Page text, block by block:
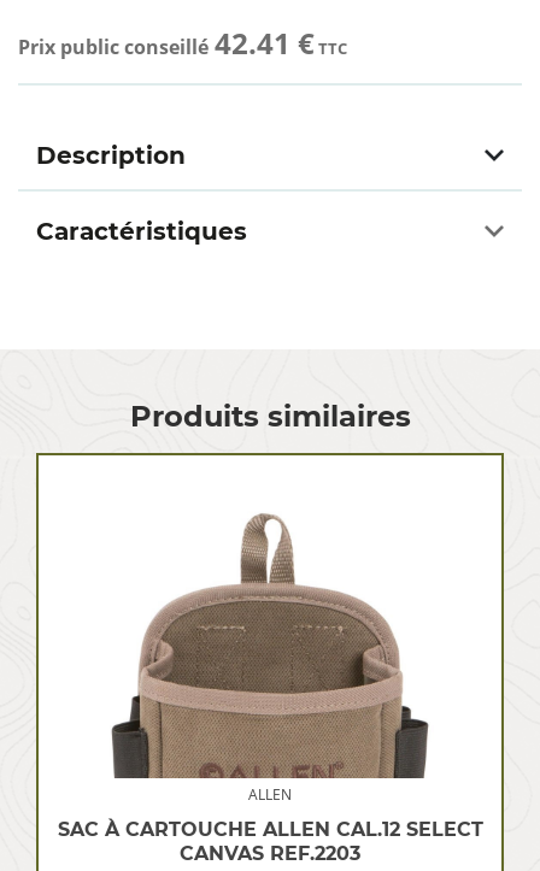
Prix public conseillé 42.41 €TTC
Description
Caractéristiques
Produits similaires
ALLEN
SAC À CARTOUCHE ALLEN CAL.12 SELECT
CANVAS REF.2203